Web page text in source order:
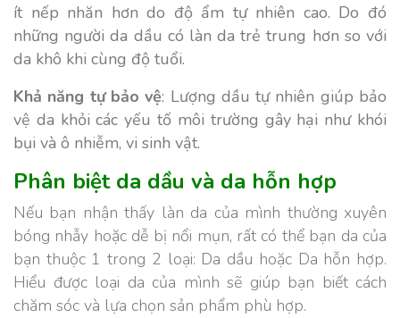
ít nếp nhăn hơn do độ ẩm tự nhiên cao. Do đó
những người da dầu có làn da trẻ trung hơn so với
da khô khi cùng độ tuổi.
Khả năng tự bảo vệ: Lượng dầu tự nhiên giúp bảo
vệ da khỏi các yếu tố môi trường gây hại như khói
bụi và ô nhiễm, vi sinh vật.
Phân biệt da dầu và da hỗn hợp
Nếu bạn nhận thấy làn da của mình thường xuyên
bóng nhẫy hoặc dễ bị nổi mụn, rất có thể bạn da của
bạn thuộc 1 trong 2 loại: Da dầu hoặc Da hỗn hợp.
Hiểu được loại da của mình sẽ giúp bạn biết cách
chăm sóc và lựa chọn sản phẩm phù hợp.